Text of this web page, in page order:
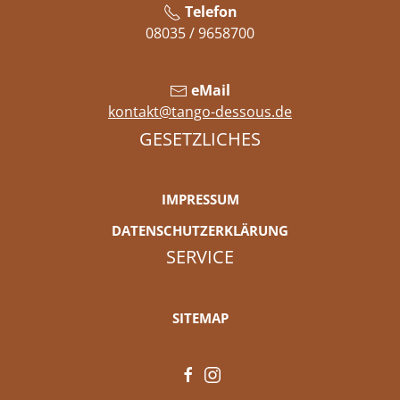
Telefon
08035 / 9658700
eMail
kontakt@tango-dessous.de
GESETZLICHES
IMPRESSUM
DATENSCHUTZERKLÄRUNG
SERVICE
SITEMAP